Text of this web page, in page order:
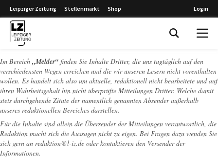
Leipziger Zeitung Stellenmarkt Shop Login
Im Bereich „Melder“ finden Sie Inhalte Dritter, die uns tagtäglich auf den
verschiedensten Wegen erreichen und die wir unseren Lesern nicht vorenthalten
wollen. Es handelt sich also um aktuelle, redaktionell nicht bearbeitete und auf
ihren Wahrheitsgehalt hin nicht überprüfte Mitteilungen Dritter. Welche damit
stets durchgehende Zitate der namentlich genannten Absender außerhalb
unseres redaktionellen Bereiches darstellen.
Für die Inhalte sind allein die Übersender der Mitteilungen verantwortlich, die
Redaktion macht sich die Aussagen nicht zu eigen. Bei Fragen dazu wenden Sie
sich gern an redaktion@l-iz.de oder kontaktieren den Versender der
Informationen.